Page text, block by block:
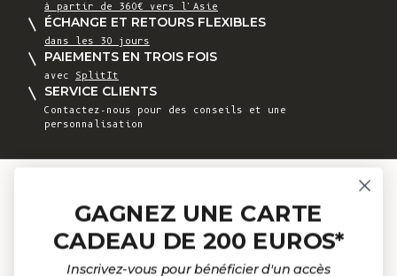
à partir de 360€ vers l'Asie
ÉCHANGE ET RETOURS FLEXIBLES
dans les 30 jours
PAIEMENTS EN TROIS FOIS
avec SplitIt
SERVICE CLIENTS
Contactez-nous pour des conseils et une
personnalisation
REJOINDRE LA
COMMUNAUTÉ
GAGNEZ UNE CARTE
CADEAU DE 200 EUROS*
Inscrivez-vous pour bénéficier d'un accès